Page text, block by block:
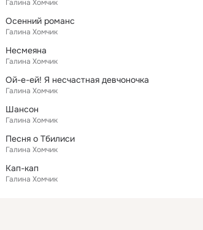
Галина Хомчик
Осенний романс
Галина Хомчик
Несмеяна
Галина Хомчик
Ой-е-ей! Я несчастная девчоночка
Галина Хомчик
Шансон
Галина Хомчик
Песня о Тбилиси
Галина Хомчик
Кап-кап
Галина Хомчик